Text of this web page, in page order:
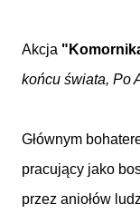
Akcja
końcu świata, Po
Głównym
pracujący jako
przez aniołów